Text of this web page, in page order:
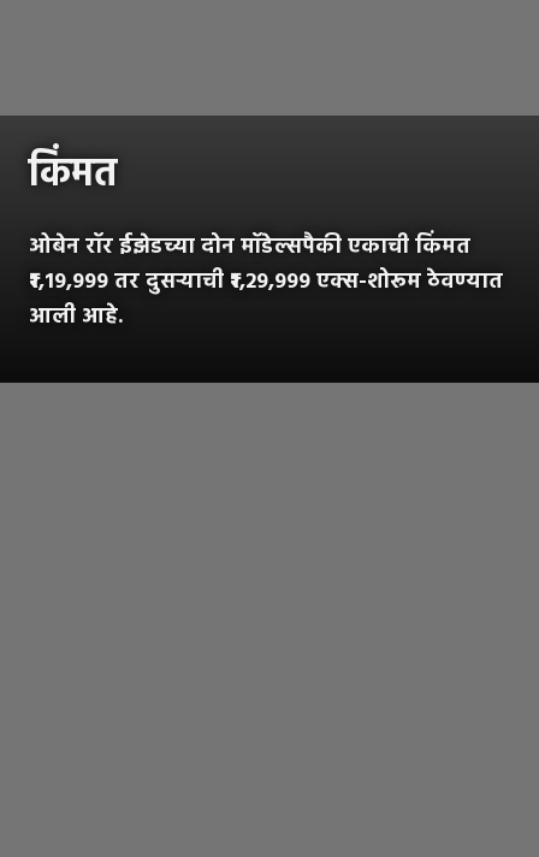
किंमत
ओबेन रॉर ईझेडच्या दोन मॉडेल्सपैकी एकाची किंमत
₹1,19,999 तर दुसऱ्याची ₹1,29,999 एक्स-शोरूम ठेवण्यात
आली आहे.